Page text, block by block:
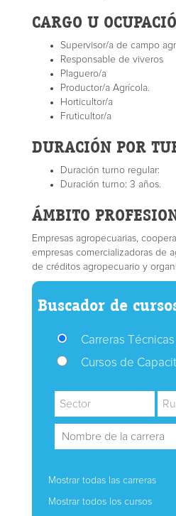
CARGO U
Supervisor/a de campo
Responsable de viveros
Plaguero/a
Productor/a Agrícola.
Horticultor/a
Fruticultor/a
DURACIÓN POR
Duración turno regular:
Duración turno: 3 años.
ÁMBITO
Empresas agropecuarias,
empresas comercializadoras de
de créditos agropecuario y
Buscador de
Carreras Técnicas
Cursos de
Mostrar todas las carreras
Mostrar todos los cursos